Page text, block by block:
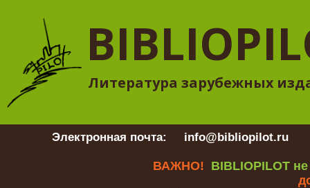
Литература зарубежных
Электронная почта: info@bibliopilot.ru
ВАЖНО! BIBLIOPILOT